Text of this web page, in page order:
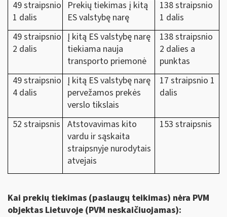
49 straipsnio
1 dalis
Prekių tiekimas į kitą
ES valstybę narę
138 straipsnio
1 dalis
49 straipsnio
2 dalis
Į kitą ES valstybę narę
tiekiama nauja
transporto priemonė
138 straipsnio
2 dalies a
punktas
49 straipsnio
4 dalis
Į kitą ES valstybę narę
pervežamos prekės
verslo tikslais
17 straipsnio 1
dalis
52 straipsnis Atstovavimas kito
vardu ir sąskaita
straipsnyje nurodytais
atvejais
153 straipsnis
Kai prekių tiekimas (paslaugų teikimas) nėra PVM
objektas Lietuvoje (PVM neskaičiuojamas):